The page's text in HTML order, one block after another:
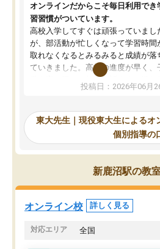
オンラインだからこそ毎日利用でき
習習慣がついています。
高校入学してすぐは頑張っていまし
が、部活動が忙しくなって学習時間
取れなくなるとみるみると成績が落
ていきました。高校の進度が早く、
供も家に帰って勉強の話すると嫌な反
応を示します。東大先生にお願いし
れるので、親としても安心です。毎
使える自習室とかもあり、わからな
ところがあれば先生が回答してくれ
のも重宝しています。
投稿日：2026年06月
東大先生｜現役東大生によるオ
個別指導の
新鹿沼駅の教
オンライン校 詳しく見る
対応エリア 全国